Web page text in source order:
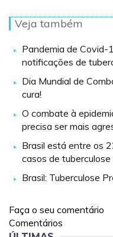
Veja também
Pandemia de Covid-
notificações de
Dia Mundial de
cura!
O combate à
precisa ser mais
Brasil está entre os
casos de tuberculose
Brasil: Tuberculose
Faça o seu comentário
Comentários